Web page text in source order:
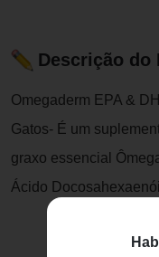
Descrição do
Omegaderm EPA &
Gatos- É um
graxo essencial
Ácido